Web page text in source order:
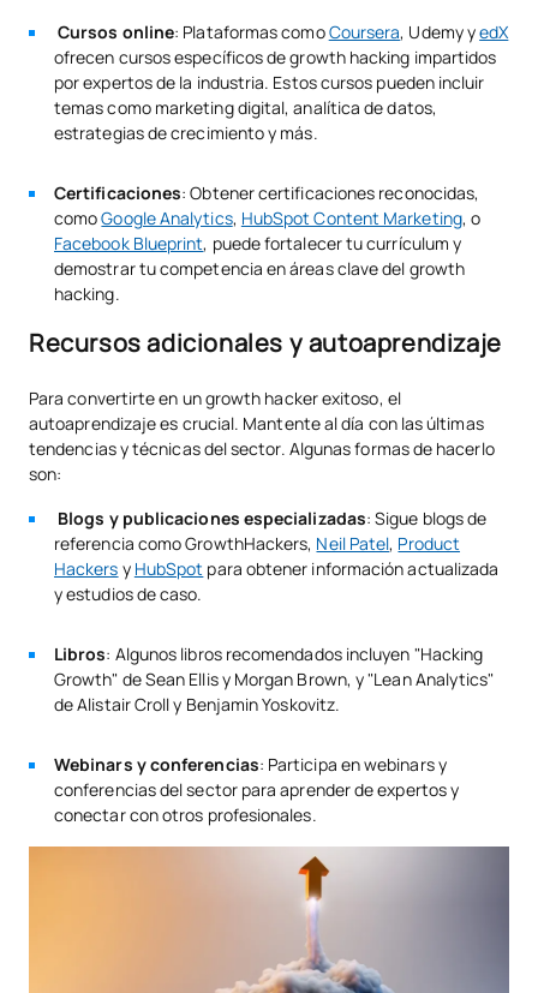
Cursos online: Plataformas comoCoursera, Udemy yedX
ofrecen cursos específicos de growth hacking impartidos
por expertos de la industria. Estos cursos pueden incluir
temas como marketing digital, analítica de datos,
estrategias de crecimiento y más.
Certificaciones: Obtener certificaciones reconocidas,
comoGoogle Analytics, HubSpot Content Marketing, o
Facebook Blueprint, puede fortalecer tu currículum y
demostrar tu competencia en áreas clave del growth
hacking.
Recursos adicionales y autoaprendizaje
Para convertirte en un growth hacker exitoso, el
autoaprendizaje es crucial. Mantente al día con las últimas
tendencias y técnicas del sector. Algunas formas de hacerlo
son:
Blogs y publicaciones especializadas: Sigue blogs de
referencia como GrowthHackers, Neil Patel, Product
Hackers y HubSpot para obtener información actualizada
y estudios de caso.
Libros: Algunos libros recomendados incluyen "Hacking
Growth" de Sean Ellis y Morgan Brown, y "Lean Analytics"
de Alistair Croll y Benjamin Yoskovitz.
Webinars y conferencias: Participa en webinars y
conferencias del sector para aprender de expertos y
conectar con otros profesionales.